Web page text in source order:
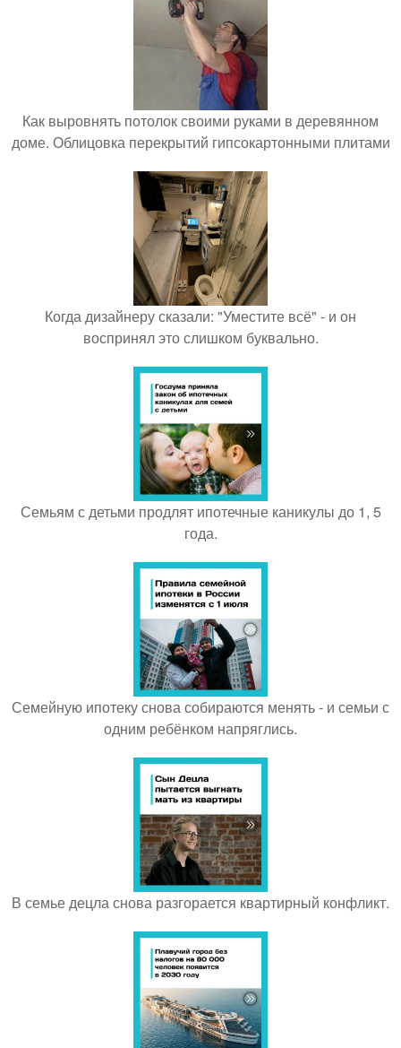
Как выровнять потолок своими руками в деревянном
доме. Облицовка перекрытий гипсокартонными плитами
Когда дизайнеру сказали: "Уместите всё" - и он
воспринял это слишком буквально.
Семьям с детьми продлят ипотечные каникулы до 1, 5
года.
Семейную ипотеку снова собираются менять - и семьи с
одним ребёнком напряглись.
В семье децла снова разгорается квартирный конфликт.